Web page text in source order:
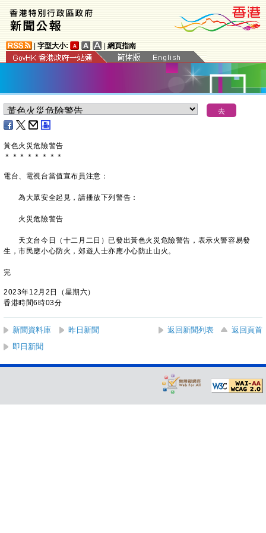
字型大小: 網頁指南
黃色火災危險警告
＊ ＊ ＊ ＊ ＊ ＊ ＊ ＊
電台、電視台當值宣布員注意：
為大眾安全起見，請播放下列警告：
火災危險警告
天文台今日（十二月二日）已發出黃色火災危險警告，表示火警容易發
生，市民應小心防火，郊遊人士亦應小心防止山火。
完
2023年12月2日（星期六）
香港時間6時03分
新聞資料庫 昨日新聞 返回新聞列表
返回頁首
即日新聞